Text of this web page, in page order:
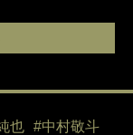
也
#中村敬斗